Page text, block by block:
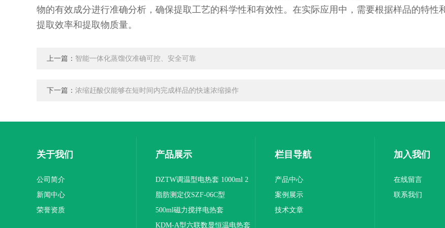
物的有效成分进行准确分析，确保提取工艺的科学性和有效性。在实际应用中，需要根据样品的特
提取效率和提取物质量。
上一篇： 智能一体化蒸馏仪准确可控、安全可靠
下一篇： 浓缩赶酸仪能够在短时间内完成样品的快速浓缩操作
关于我们
公司简介
新闻中心
荣誉资质
产品展示
DZTW调温型电热套 1000ml 2
联
脂肪测定仪SZF-06C型
500ml磁力搅拌电热套
KDM-A型六联数显恒温电热套
栏目导航
产品中心
案例展示
技术文章
加入我们
在线留言
联系我们